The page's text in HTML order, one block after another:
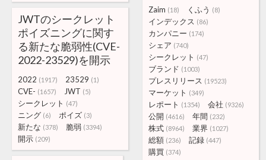
Zaim (18) くふう (8)
インデックス (86)
カンパニー (174)
シェア (740)
シークレット (47)
ブランド (1003)
プレスリリース (19523)
マーケット (349)
レポート (1354) 会社 (9326)
公開 (4616) 年間 (232)
株式 (8964) 業界 (1027)
総額 (236) 記録 (447)
購買 (374)
JWTのシークレット
ポイズニングに関す
る新たな脆弱性(CVE-
2022-23529)を開示
2022 (1917) 23529 (1)
CVE- (1657) JWT (5)
シークレット (47)
ニング (6) ポイズ (3)
新たな (378) 脆弱 (3394)
開示 (209)